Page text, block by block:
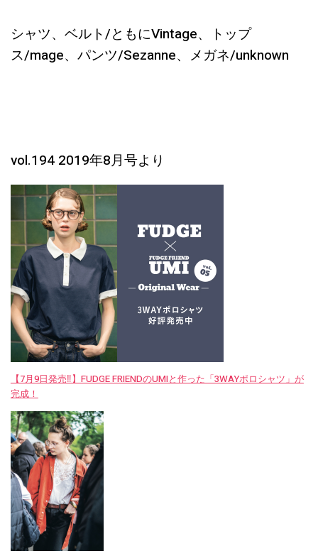
シャツ、ベルト/ともにVintage、トップ
ス/mage、パンツ/Sezanne、メガネ/unknown
vol.194 2019年8月号より
【7月9日発売‼︎】FUDGE FRIENDのUMIと作った「3WAYポロシャツ」が
完成！